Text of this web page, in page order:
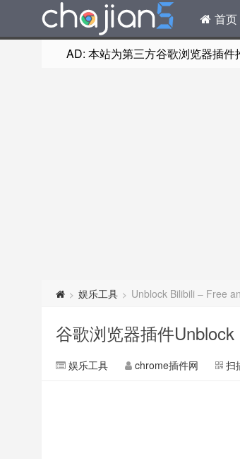
首页
AD: 本站为第三方谷歌浏览器插件
> 娱乐工具 > Unblock Bilibili – Free
谷歌浏览器插件
娱乐工具 chrome插件网 扫